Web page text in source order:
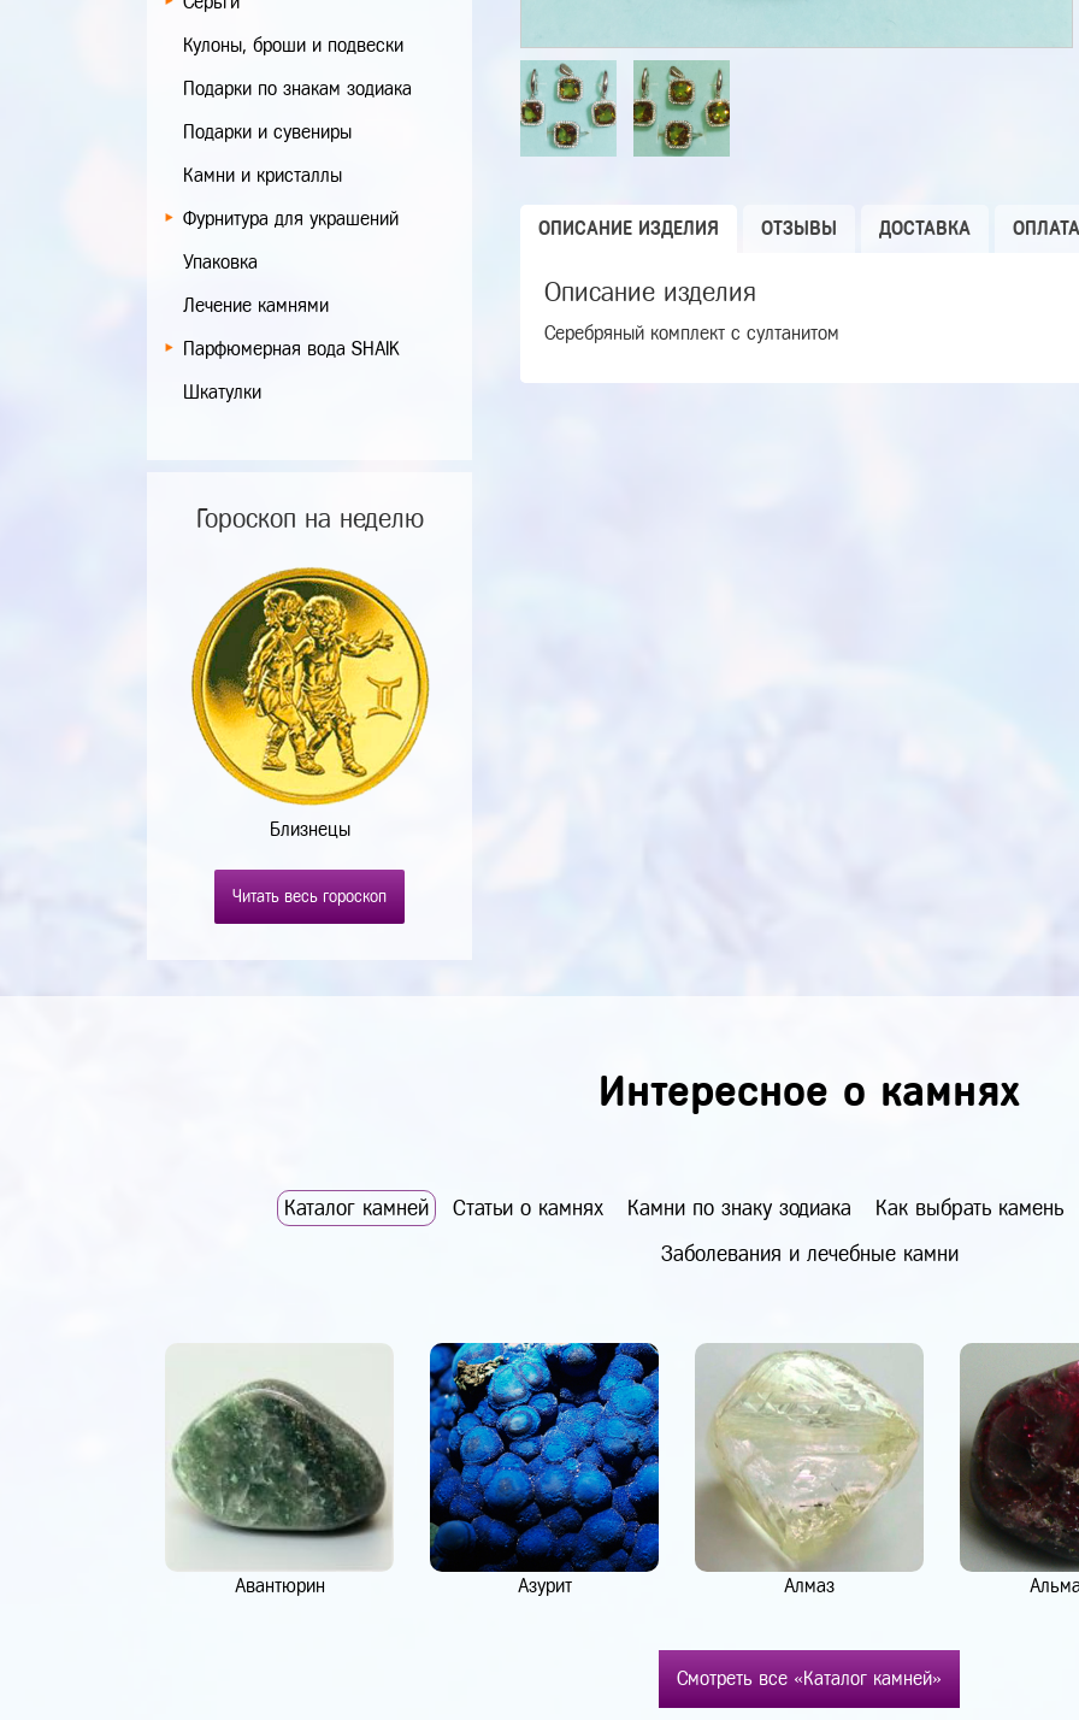
Кулоны, броши и подвески
Подарки по знакам зодиака
Подарки и сувениры
Камни и кристаллы
Фурнитура для украшений
Упаковка
Лечение камнями
Парфюмерная вода SHAIK
Шкатулки
Гороскоп на неделю
Близнецы
Читать весь гороскоп
ОПИСАНИЕ ИЗДЕЛИЯ ОТЗЫВЫ ДОСТАВКА ОПЛАТА
Описание изделия
Серебряный комплект с султанитом
Интересное о камнях
Каталог камней Статьи о камнях Камни по знаку зодиака Как выбрать камень
Заболевания и лечебные камни
Авантюрин Азурит Алмаз
Смотреть все «Каталог камней»